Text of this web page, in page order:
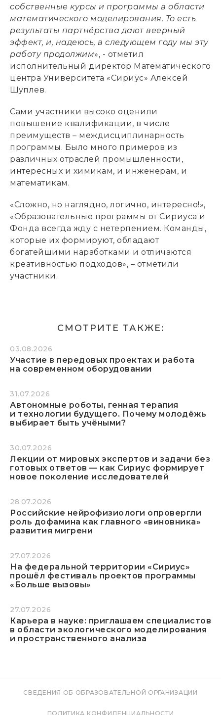
собственные курсы и программы в области
математического моделирования. То есть
результаты партнёрства дают веерный
эффект, и, надеюсь, в следующем году мы эту
работу продолжим», - отметил
исполнительный директор Математического
центра Университета «Сириус» Алексей
Щуплев.
Сами участники высоко оценили
повышение квалификации, в числе
преимуществ – междисциплинарность
программы. Было много примеров из
различных отраслей промышленности,
интересных и химикам, и инженерам, и
математикам.
«Сложно, но наглядно, логично, интересно!»,
«Образовательные программы от Сириуса и
Фонда всегда жду с нетерпением. Команды,
которые их формируют, обладают
богатейшими наработками и отличаются
креативностью подходов», – отметили
участники.
СМОТРИТЕ ТАКЖЕ:
03.08.2026
Участие в передовых проектах и работа
на современном оборудовании
31.07.2026
Автономные роботы, генная терапия
и технологии будущего. Почему молодёжь
выбирает быть учёными?
30.07.2026
Лекции от мировых экспертов и задачи без
готовых ответов — как Сириус формирует
новое поколение исследователей
28.07.2026
Российские нейрофизиологи опровергли
роль дофамина как главного «виновника»
развития мигрени
27.07.2026
На федеральной территории «Сириус»
прошёл фестиваль проектов программы
«Больше вызовы»
27.07.2026
Карьера в науке: приглашаем специалистов
в области экологического моделирования
и пространственного анализа
СВЕДЕНИЯ ОБ ОБРАЗОВАТЕЛЬНОЙ ОРГАНИЗАЦИИ
ПОЛИТИКА КОНФИДЕНЦИАЛЬНОСТИ